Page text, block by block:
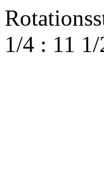
1/4 : 11